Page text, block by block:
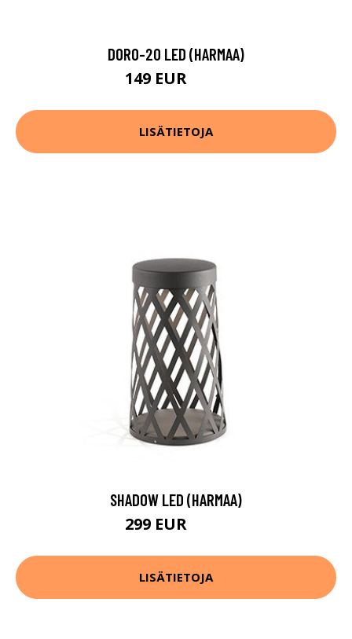
DORO-20 LED (HARMAA)
149 EUR
LISÄTIETOJA
SHADOW LED (HARMAA)
299 EUR
LISÄTIETOJA